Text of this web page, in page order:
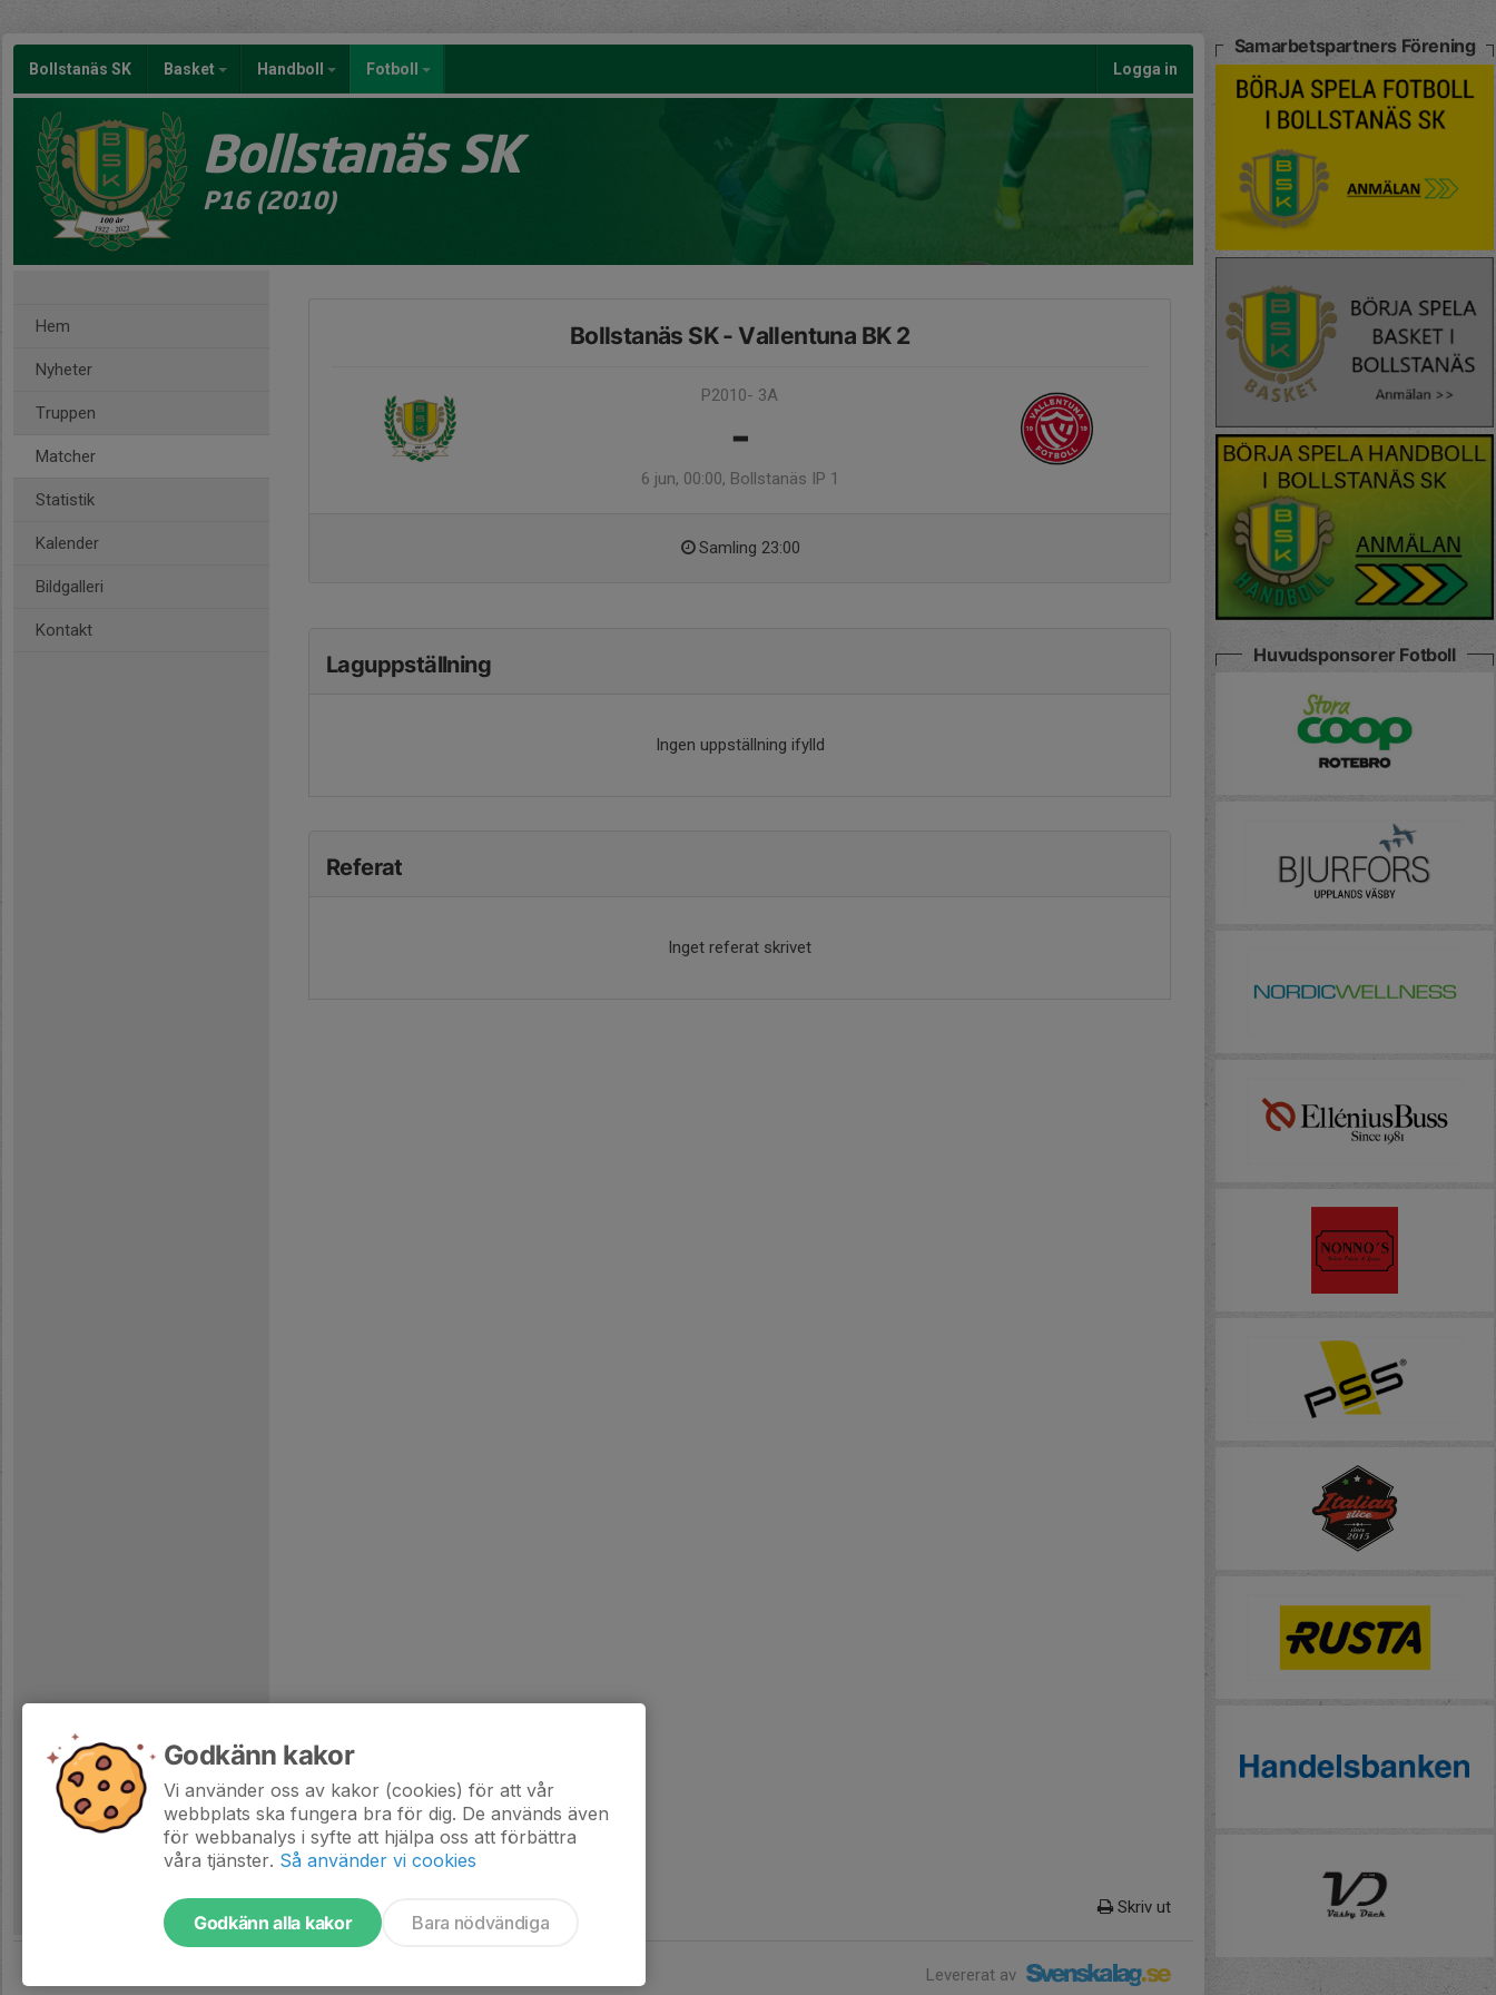
Bollstanäs SK Basket Handboll Fotboll Logga in
Bollstanäs SK
P16 (2010)
Hem
Nyheter
Truppen
Matcher
Statistik
Kalender
Bildgalleri
Kontakt
Bollstanäs SK - Vallentuna BK 2
P2010- 3A
-
6 jun, 00:00, Bollstanäs IP 1
Samling 23:00
Laguppställning
Ingen uppställning ifylld
Referat
Inget referat skrivet
Skriv ut
Levererat av
Samarbetspartners Förening
Huvudsponsorer Fotboll
Godkänn kakor
Vi använder oss av kakor (cookies) för att vår
webbplats ska fungera bra för dig. De används även
för webbanalys i syfte att hjälpa oss att förbättra
våra tjänster. Så använder vi cookies
Godkänn alla kakor Bara nödvändiga